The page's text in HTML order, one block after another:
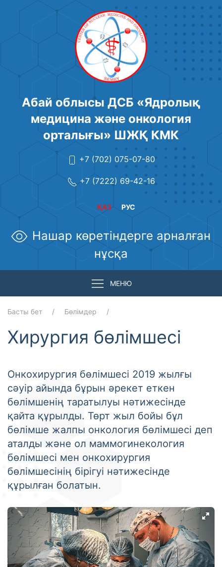
Абай облысы ДСБ «Ядролық
медицина және онкология
орталығы» ШЖҚ КМК
+7 (702) 075-07-80
+7 (7222) 69-42-16
РУС
ҚАЗ
Нашар көретіндерге арналған
нұсқа
МЕНЮ
Басты бет Бөлімдер
Хирургия бөлімшесі
Онкохирургия бөлімшесі 2019 жылғы
сәуір айында бұрын әрекет еткен
бөлімшенің таратылуы нәтижесінде
қайта құрылды. Төрт жыл бойы бұл
бөлімше жалпы онкология бөлімшесі деп
аталды және ол маммогинекология
бөлімшесі мен онкохирургия
бөлімшесінің бірігуі нәтижесінде
құрылған болатын.